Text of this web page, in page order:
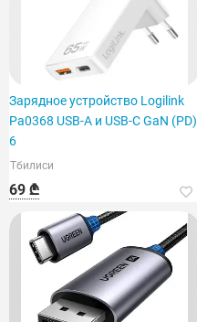
Зарядное устройство Logilink
Pa0368 USB-A и USB-C GaN (PD)
6
Тбилиси
69 ₾